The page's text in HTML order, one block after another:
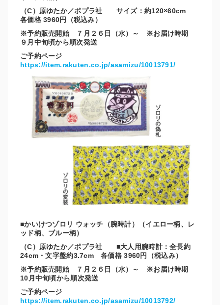
（C）原ゆたか／ポプラ社 サイズ：約120×60cm
各価格 3960円（税込み）
※予約販売開始 ７月２６日（水）～ ※お届け時期
９月中旬頃から順次発送
ご予約ページ
https://item.rakuten.co.jp/asamizu/10013791/
■かいけつゾロリ ウォッチ（腕時計）（イエロー柄、レ
ッド柄、ブルー柄）
（C）原ゆたか／ポプラ社 ■大人用腕時計：全長約
24cm・文字盤約3.7cm 各価格 3960円（税込み）
※予約販売開始 ７月２６日（水）～ ※お届け時期
10月中旬頃から順次発送
ご予約ページ
https://item.rakuten.co.jp/asamizu/10013792/